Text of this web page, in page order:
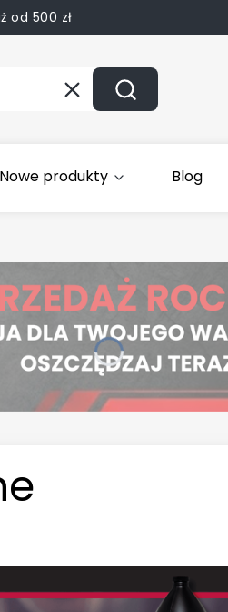
od 500 zł
WyczyśćSzukaj
Nowe produkty Blog